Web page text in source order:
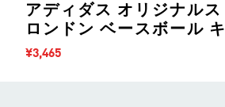
アディダス オリジナルス
ロンドン ベースボール
セール価格
¥3,465